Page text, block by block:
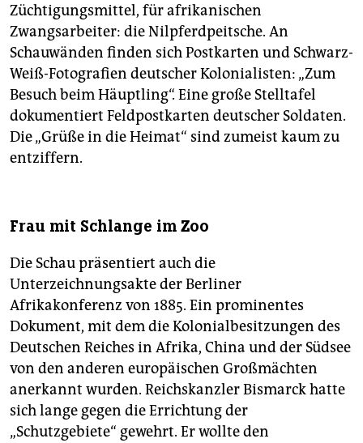
Züchtigungsmittel, für afrikanischen
Zwangsarbeiter: die Nilpferdpeitsche. An
Schauwänden finden sich Postkarten und Schwarz-
Weiß-Fotografien deutscher Kolonialisten: „Zum
Besuch beim Häuptling“. Eine große Stelltafel
dokumentiert Feldpostkarten deutscher Soldaten.
Die „Grüße in die Heimat“ sind zumeist kaum zu
entziffern.
Frau mit Schlange im Zoo
Die Schau präsentiert auch die
Unterzeichnungsakte der Berliner
Afrikakonferenz von 1885. Ein prominentes
Dokument, mit dem die Kolonialbesitzungen des
Deutschen Reiches in Afrika, China und der Südsee
von den anderen europäischen Großmächten
anerkannt wurden. Reichskanzler Bismarck hatte
sich lange gegen die Errichtung der
„Schutzgebiete“ gewehrt. Er wollte den